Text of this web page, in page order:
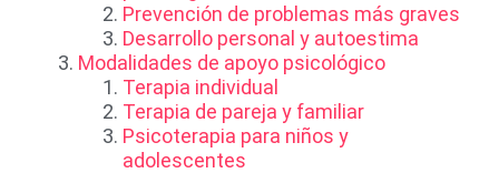
Prevención de problemas más graves
Desarrollo personal y autoestima
Modalidades de apoyo psicológico
Terapia individual
Terapia de pareja y familiar
Psicoterapia para niños y
adolescentes